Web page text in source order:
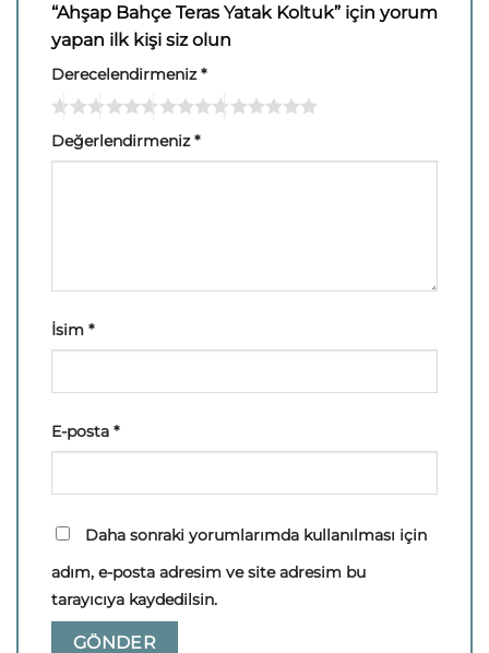
“Ahşap Bahçe Teras Yatak Koltuk” için yorum
yapan ilk kişi siz olun
Derecelendirmeniz*
Değerlendirmeniz*
İsim *
E-posta *
Daha sonraki yorumlarımda kullanılması için
adım, e-posta adresim ve site adresim bu
tarayıcıya kaydedilsin.